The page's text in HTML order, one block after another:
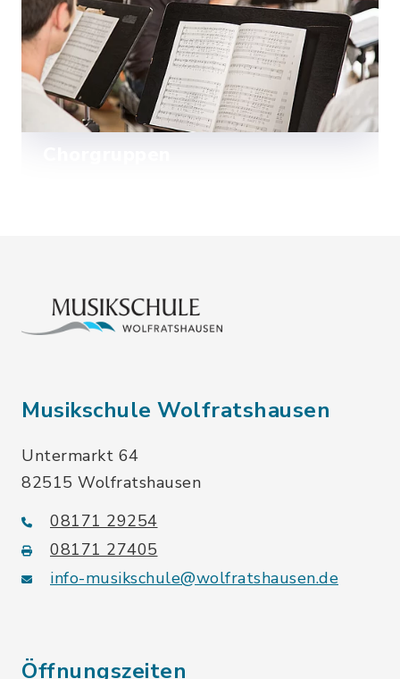
Musikschule Wolfratshausen
Untermarkt 64
82515 Wolfratshausen
08171 29254
08171 27405
info-musikschule@wolfratshausen.de
Öffnungszeiten